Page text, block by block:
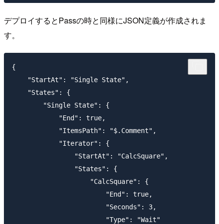
デプロイするとPassの時と同様にJSON定義が作成されま
す。
{
    "StartAt": "Single State",
    "States": {
        "Single State": {
            "End": true,
            "ItemsPath": "$.Comment",
            "Iterator": {
                "StartAt": "CalcSquare",
                "States": {
                    "CalcSquare": {
                        "End": true,
                        "Seconds": 3,
                        "Type": "Wait"